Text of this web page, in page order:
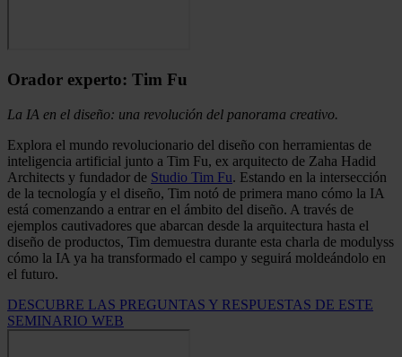
Orador experto: Tim Fu
La IA en el diseño: una revolución del panorama creativo.
Explora el mundo revolucionario del diseño con herramientas de
inteligencia artificial junto a Tim Fu, ex arquitecto de Zaha Hadid
Architects y fundador de Studio Tim Fu. Estando en la intersección
de la tecnología y el diseño, Tim notó de primera mano cómo la IA
está comenzando a entrar en el ámbito del diseño. A través de
ejemplos cautivadores que abarcan desde la arquitectura hasta el
diseño de productos, Tim demuestra durante esta charla de modulyss
cómo la IA ya ha transformado el campo y seguirá moldeándolo en
el futuro.
DESCUBRE LAS PREGUNTAS Y RESPUESTAS DE ESTE
SEMINARIO WEB